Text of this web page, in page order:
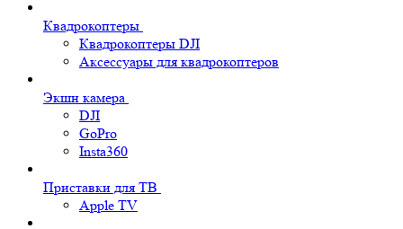
Квадрокоптеры
Квадрокоптеры DJI
Аксессуары для квадрокоптеров
Экшн камера
DJI
GoPro
Insta360
Приставки для ТВ
Apple TV